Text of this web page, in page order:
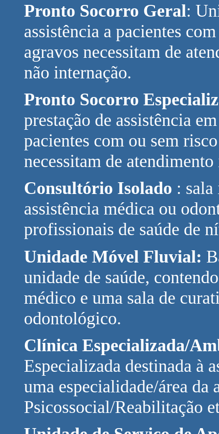
Pronto Socorro Geral:
assistência a pacientes
agravos necessitam de
não internação.
Pronto Socorro
prestação de assistência
pacientes com ou sem
necessitam de
Consultório Isolado : sala
assistência médica ou
profissionais de saúde de
Unidade Móvel Fluvial:
unidade de saúde,
médico e uma sala de
odontológico.
Clínica Especializada/
Especializada destinada à
uma especialidade/área da
Psicossocial/Reabilitação